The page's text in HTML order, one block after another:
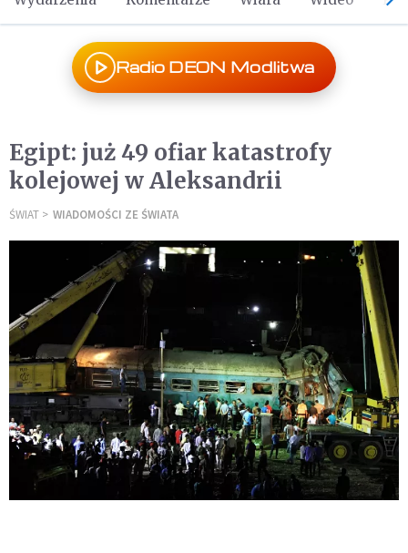
Radio DEON Modlitwa
Egipt: już 49 ofiar katastrofy
kolejowej w Aleksandrii
ŚWIAT WIADOMOŚCI ZE ŚWIATA